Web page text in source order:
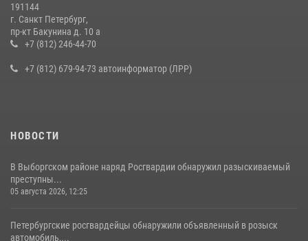
В Ленобласти сотрудники Росгвардии провели встречу с
воспитанниками детского клуба «Умные каникулы»
191144
г. Санкт Петербург,
пр-кт Бакунина д. 10 а
+7 (812) 246-44-70
+7 (812) 679-94-73 автоинформатор (ЛРР)
НОВОСТИ
В Выборгском районе наряд Росгвардии обнаружил разыскиваемый
преступны...
05 августа 2026, 12:25
Петербургские росгвардейцы обнаружили объявленный в розыск
автомобиль,...